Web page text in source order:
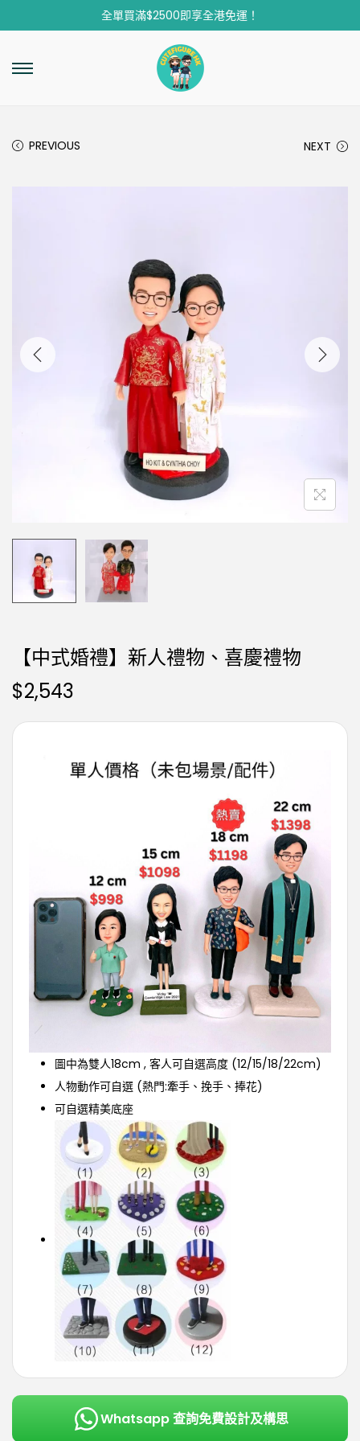
全單買滿$2500即享全港免運！
PREVIOUS NEXT
【中式婚禮】新人禮物、喜慶禮物
$2,543
圖中為雙人18cm , 客人可自選高度 (12/15/18/22cm)
人物動作可自選 (熱門:牽手、挽手、捧花)
可自選精美底座
Whatsapp 查詢免費設計及構思